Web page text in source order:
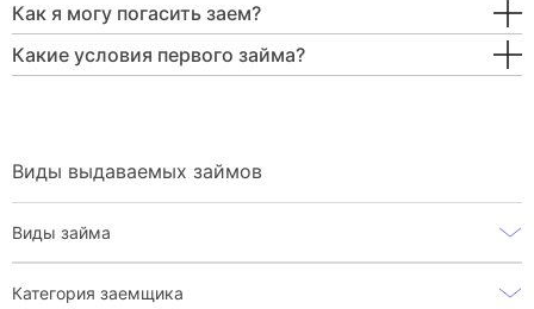
Как я могу погасить заем?
Какие условия первого займа?
Виды выдаваемых займов
Виды займа
Категория заемщика